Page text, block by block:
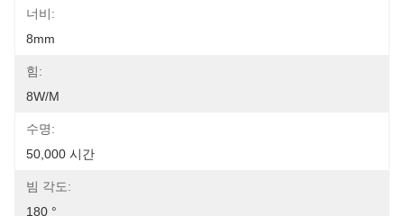
너비:
8mm
힘:
8W/m
수명:
50,000 시간
빔 각도:
180 °